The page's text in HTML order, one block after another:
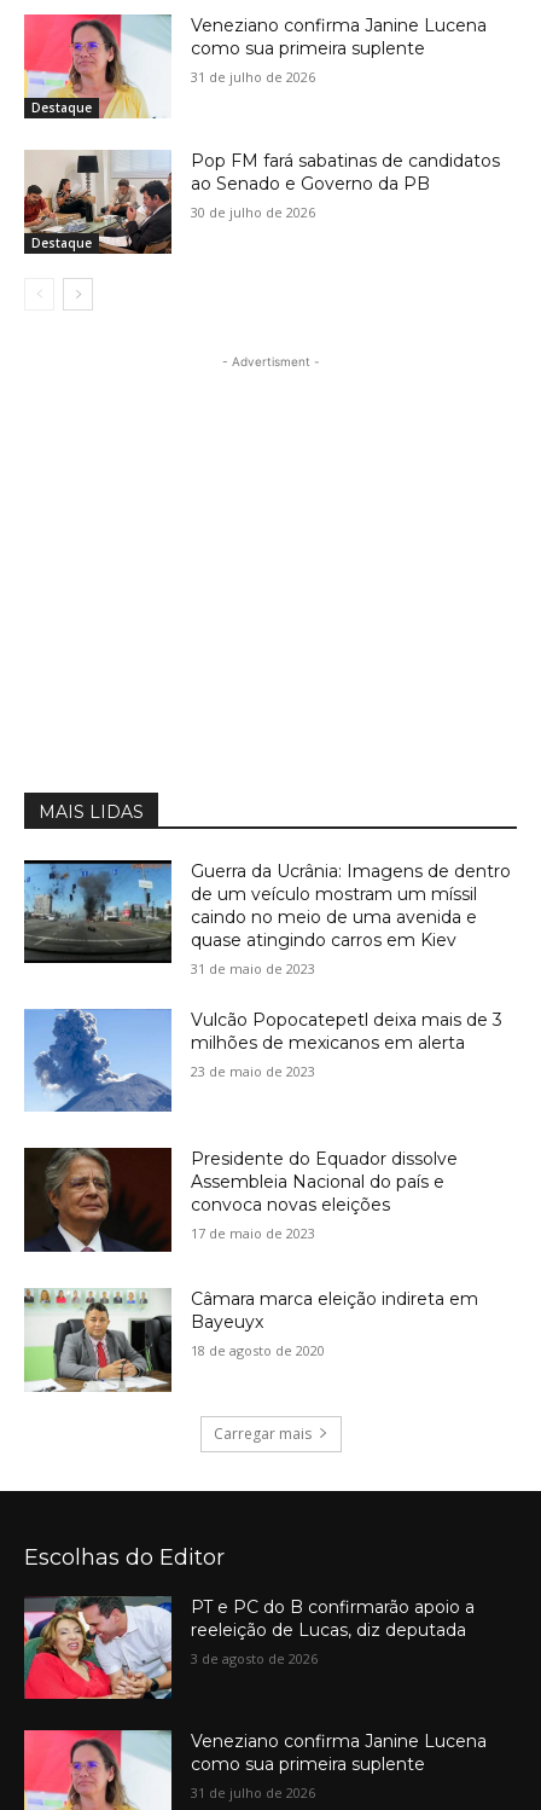
Destaque
Veneziano confirma Janine Lucena
como sua primeira suplente
31 de julho de 2026
Destaque
Pop FM fará sabatinas de candidatos
ao Senado e Governo da PB
30 de julho de 2026
- Advertisment -
MAIS LIDAS
Guerra da Ucrânia: Imagens de dentro
de um veículo mostram um míssil
caindo no meio de uma avenida e
quase atingindo carros em Kiev
31 de maio de 2023
Vulcão Popocatepetl deixa mais de 3
milhões de mexicanos em alerta
23 de maio de 2023
Presidente do Equador dissolve
Assembleia Nacional do país e
convoca novas eleições
17 de maio de 2023
Câmara marca eleição indireta em
Bayeuyx
18 de agosto de 2020
Carregar mais
Escolhas do Editor
PT e PC do B confirmarão apoio a
reeleição de Lucas, diz deputada
3 de agosto de 2026
Veneziano confirma Janine Lucena
como sua primeira suplente
31 de julho de 2026